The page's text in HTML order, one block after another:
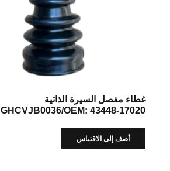
غطاء مفصل السيرة الذاتية
GHCVJB0036/OEM: 43448-17020
أضف إلى الاقتباس